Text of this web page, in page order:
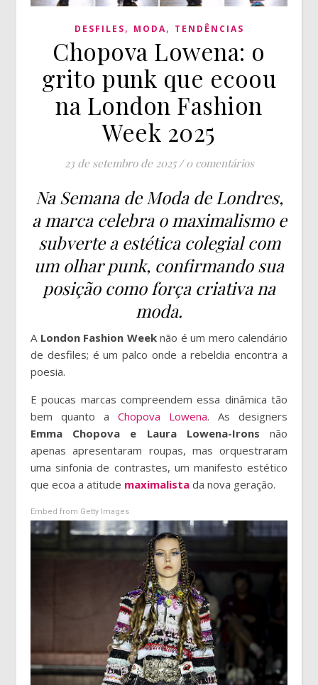
DESFILES, MODA, TENDÊNCIAS
Chopova Lowena: o
grito punk que ecoou
na London Fashion
Week 2025
23 de setembro de 2025 / 0 comentários
Na Semana de Moda de Londres,
a marca celebra o maximalismo e
subverte a estética colegial com
um olhar punk, confirmando sua
posição como força criativa na
moda.
London Fashion Weeknão é um mero calendário
de desfiles; é um palco onde a rebeldia encontra a
poesia.
E poucas marcas compreendem essa dinâmica tão
bem quanto a Chopova Lowena. As designers
Emma Chopova e Laura Lowena-Irons não
apenas apresentaram roupas, mas orquestraram
uma sinfonia de contrastes, um manifesto estético
que ecoa a atitude maximalista da nova geração.
Embed from Getty Images